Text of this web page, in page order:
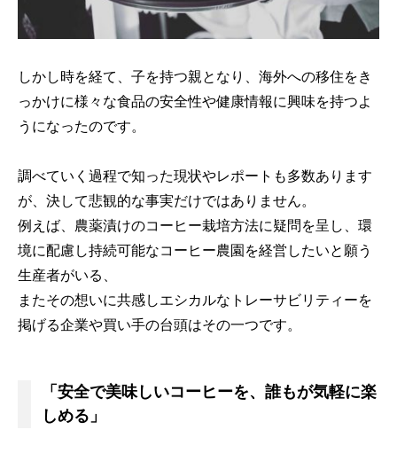
しかし時を経て、子を持つ親となり、海外への移住をき
っかけに様々な食品の安全性や健康情報に興味を持つよ
うになったのです。
調べていく過程で知った現状やレポートも多数あります
が、決して悲観的な事実だけではありません。
例えば、農薬漬けのコーヒー栽培方法に疑問を呈し、環
境に配慮し持続可能なコーヒー農園を経営したいと願う
生産者がいる、
またその想いに共感しエシカルなトレーサビリティーを
掲げる企業や買い手の台頭はその一つです。
「安全で美味しいコーヒーを、誰もが気軽に楽
しめる」